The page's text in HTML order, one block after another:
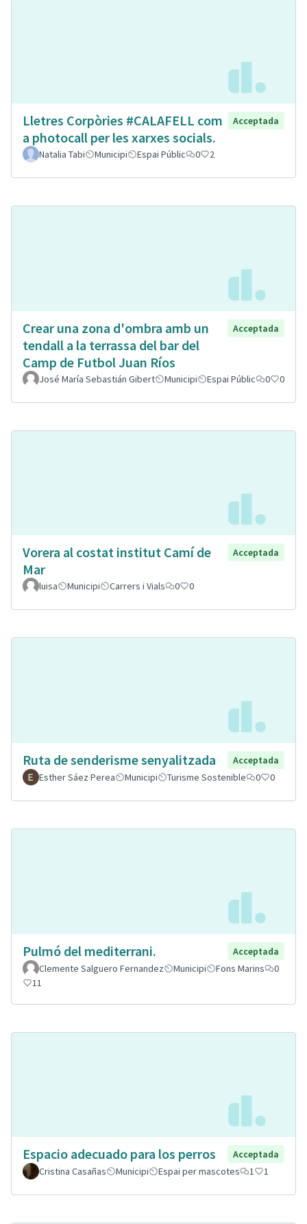
Lletres Corpòries #CALAFELL com
a photocall per les xarxes socials.
Acceptada
Natalia Tabi Municipi Espai Públic 0 2
Crear una zona d'ombra amb un
tendall a la terrassa del bar del
Camp de Futbol Juan Ríos
Acceptada
José María Sebastián Gibert Municipi Espai Públic 0 0
Vorera al costat institut Camí de
Mar
Acceptada
luisa Municipi Carrers i Vials 0 0
Ruta de senderisme senyalitzada
Acceptada
Esther Sáez Perea
Municipi Turisme Sostenible 0 0
Pulmó del mediterrani.
Acceptada
Clemente Salguero Fernandez
Municipi Fons Marins
0
11
Espacio adecuado para los perros
Acceptada
Cristina Casañas
Municipi Espai per mascotes 1 1